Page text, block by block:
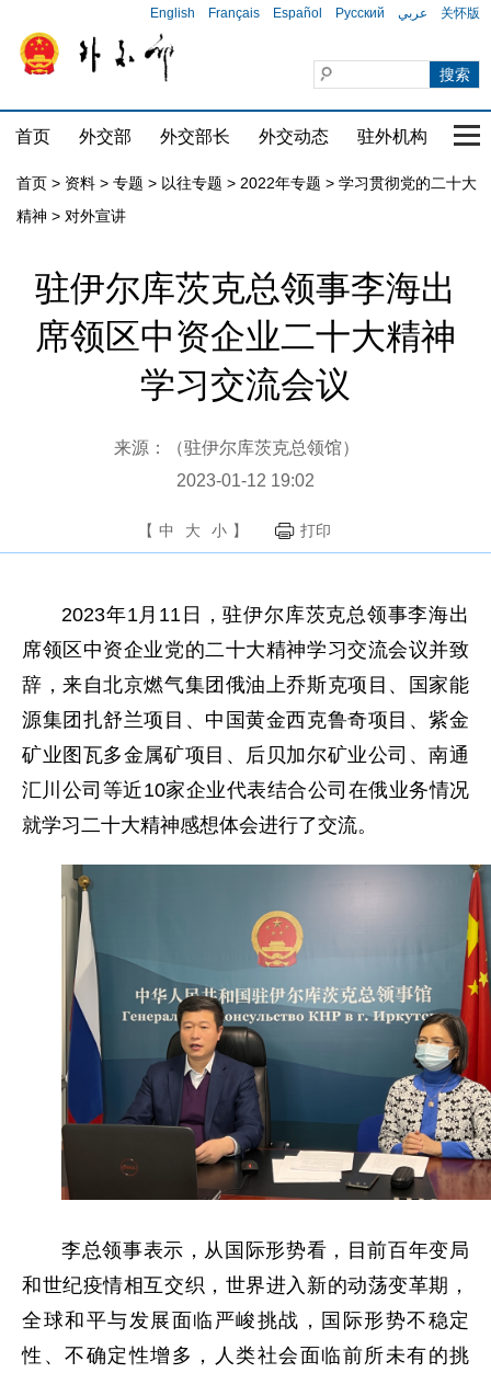
English Français Español Русский عربي 关怀版
首页 外交部 外交部长 外交动态 驻外机构 国
首页 > 资料 > 专题 > 以往专题 > 2022年专题 > 学习贯彻党的二十大
精神 > 对外宣讲
驻伊尔库茨克总领事李海出
席领区中资企业二十大精神
学习交流会议
来源：（驻伊尔库茨克总领馆）
2023-01-12 19:02
【 中 大 小 】 打印
2023年1月11日，驻伊尔库茨克总领事李海出
席领区中资企业党的二十大精神学习交流会议并致
辞，来自北京燃气集团俄油上乔斯克项目、国家能
源集团扎舒兰项目、中国黄金西克鲁奇项目、紫金
矿业图瓦多金属矿项目、后贝加尔矿业公司、南通
汇川公司等近10家企业代表结合公司在俄业务情况
就学习二十大精神感想体会进行了交流。
李总领事表示，从国际形势看，目前百年变局
和世纪疫情相互交织，世界进入新的动荡变革期，
全球和平与发展面临严峻挑战，国际形势不稳定
性、不确定性增多，人类社会面临前所未有的挑